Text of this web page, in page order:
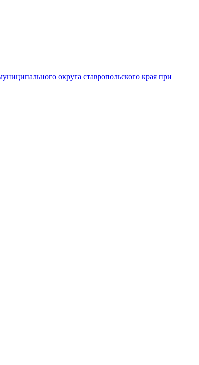
округа ставропольского края при